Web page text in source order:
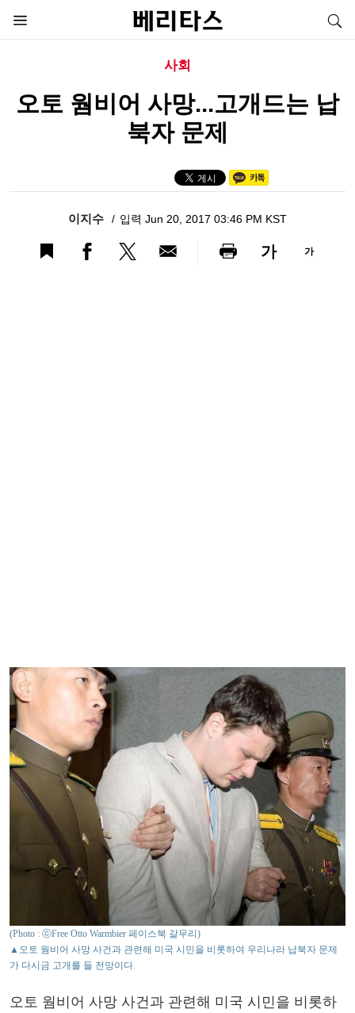
사회
오토 웜비어 사망...고개드는 납
북자 문제
이지수 입력 Jun 20, 2017 03:46 PM KST
가 가
(Photo : ⓒFree Otto Warmbier 페이스북 갈무리)
▲오토 웜비어 사망 사건과 관련해 미국 시민을 비롯하여 우리나라 납북자 문제
가 다시금 고개를 들 전망이다.
오토 웜비어 사망 사건과 관련해 미국 시민을 비롯하